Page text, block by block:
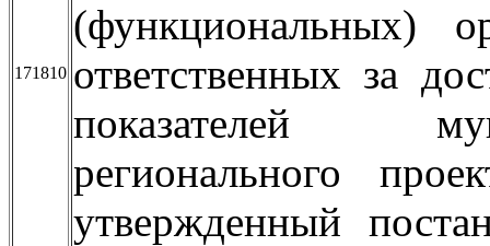
171810
(функциональных)
ответственных за
показателей
регионального
утвержденный